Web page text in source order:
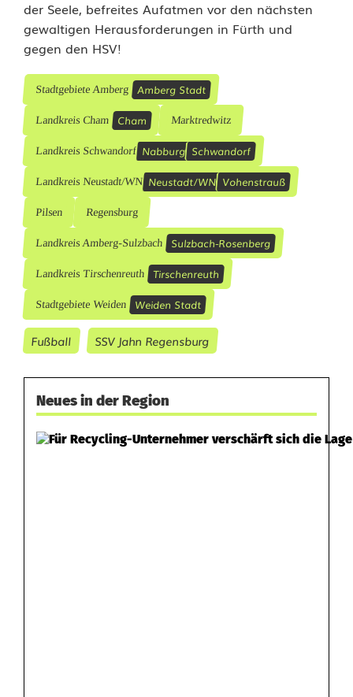
der Seele, befreites Aufatmen vor den nächsten
gewaltigen Herausforderungen in Fürth und
gegen den HSV!
Stadtgebiete Amberg Amberg Stadt
Landkreis Cham Cham Marktredwitz
Landkreis Schwandorf Nabburg Schwandorf
Landkreis Neustadt/WN Neustadt/WN Vohenstrauß
Pilsen Regensburg
Landkreis Amberg-Sulzbach Sulzbach-Rosenberg
Landkreis Tirschenreuth Tirschenreuth
Stadtgebiete Weiden Weiden Stadt
Fußball SSV Jahn Regensburg
Neues in der Region